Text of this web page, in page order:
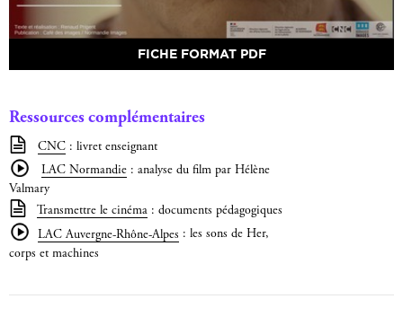
FICHE FORMAT PDF
Ressources complémentaires
CNC : livret enseignant
LAC Normandie : analyse du film par Hélène
Valmary
Transmettre le cinéma : documents pédagogiques
LAC Auvergne-Rhône-Alpes : les sons de Her,
corps et machines